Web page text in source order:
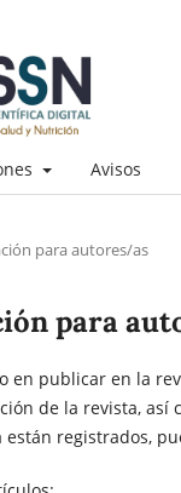
Avisos
para autores/as
para
en publicar en la
de la revista, así
están registrados,